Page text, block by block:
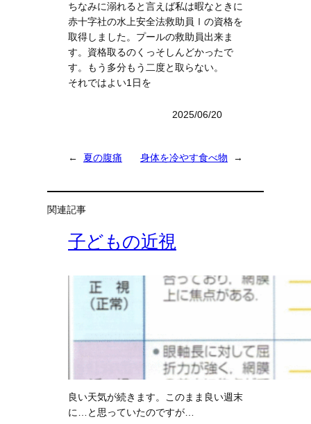
ちなみに溺れると言えば私は暇なときに
赤十字社の水上安全法救助員Ⅰの資格を
取得しました。プールの救助員出来ま
す。資格取るのくっそしんどかったで
す。もう多分もう二度と取らない。
それではよい1日を
2025/06/20
← 夏の腹痛 身体を冷やす食べ物 →
関連記事
子どもの近視
良い天気が続きます。このまま良い週末
に…と思っていたのですが…